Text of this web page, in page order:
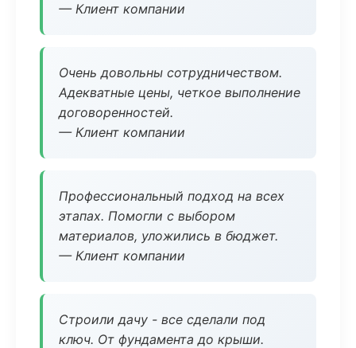
— Клиент компании
Очень довольны сотрудничеством.
Адекватные цены, четкое выполнение
договоренностей.
— Клиент компании
Профессиональный подход на всех
этапах. Помогли с выбором
материалов, уложились в бюджет.
— Клиент компании
Строили дачу - все сделали под
ключ. От фундамента до крыши.